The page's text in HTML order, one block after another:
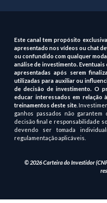
Este canal tem propósito
apresentado nos vídeos ou chat
ou confundido com qualquer
análise de investimento.
apresentadas após serem
utilizadas para auxiliar ou
de decisão de investimento. O
educar interessados em relação
treinamentos deste site.
ganhos passados não
decisão final e responsabilidade
devendo ser tomada
regulamentação aplicáveis.
© 2026 Carteira do Investidor